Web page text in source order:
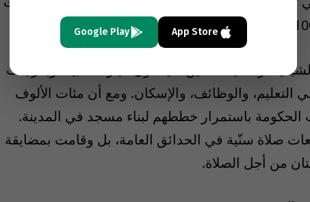
والشيعة الذين لا ينتمون لتيار الأغلبية، وبدرجات
والوظائف، والإسكان. ومع أن مئات الألوف
باستمرار خططهم لبناء مسجد في المدينة.
صلاة سنّية في الحدائق العامة، بل وقامت بمضايقة
من أجل الصلاة.
App Store
Google Play